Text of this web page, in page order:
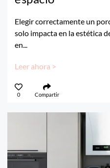
Elegir correctamente un
solo impacta en la estética
en...
Leer ahora >
0 Compartir